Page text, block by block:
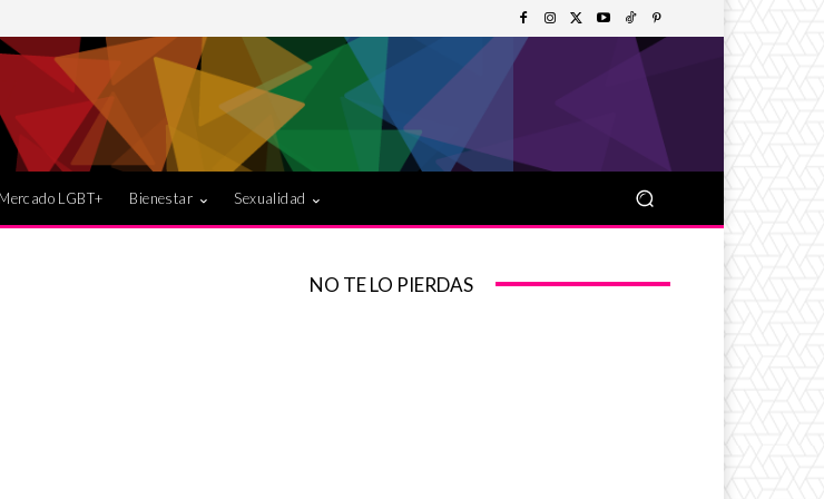
Mercado LGBT+ Bienestar Sexualidad
NO TE LO PIERDAS